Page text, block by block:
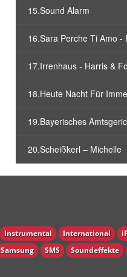
15.Sound Alarm
16.Sara Perche Ti Amo -
17.Irrenhaus - Harris &
18.Heute Nacht Für
19.Bayerisches
20.Scheißkerl – Michelle
Instrumental International
Samsung SMS Soundeffekte